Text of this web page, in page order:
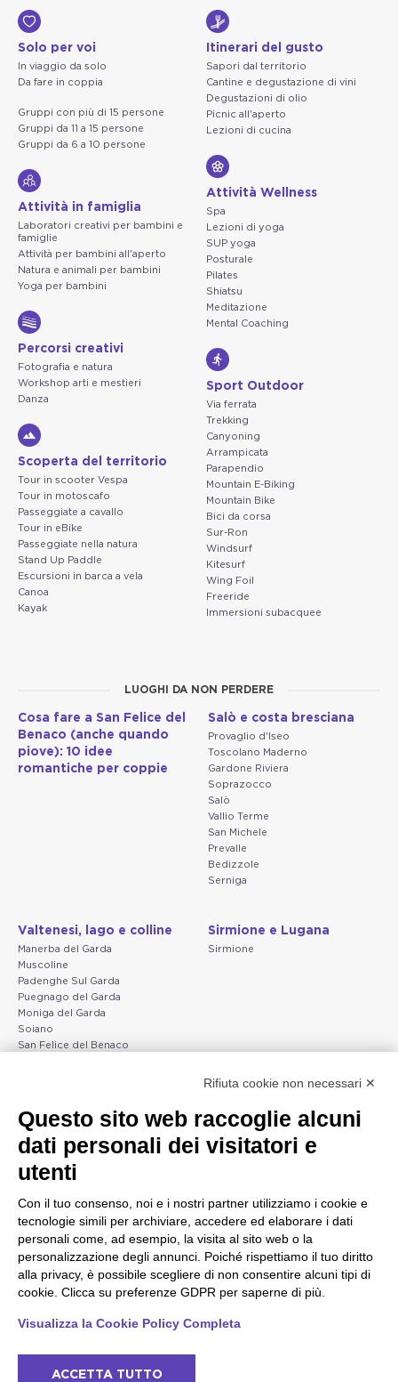
Solo per voi
In viaggio da solo
Da fare in coppia
Gruppi con più di 15 persone
Gruppi da 11 a 15 persone
Gruppi da 6 a 10 persone
Attività in famiglia
Laboratori creativi per bambini e
famiglie
Attività per bambini all'aperto
Natura e animali per bambini
Yoga per bambini
Percorsi creativi
Fotografia e natura
Workshop arti e mestieri
Danza
Scoperta del territorio
Tour in scooter Vespa
Tour in motoscafo
Passeggiate a cavallo
Tour in eBike
Passeggiate nella natura
Stand Up Paddle
Escursioni in barca a vela
Canoa
Kayak
Itinerari del gusto
Sapori dal territorio
Cantine e degustazione di vini
Degustazioni di olio
Picnic all'aperto
Lezioni di cucina
Attività Wellness
Spa
Lezioni di yoga
SUP yoga
Posturale
Pilates
Shiatsu
Meditazione
Mental Coaching
Sport Outdoor
Via ferrata
Trekking
Canyoning
Arrampicata
Parapendio
Mountain E-Biking
Mountain Bike
Bici da corsa
Sur-Ron
Windsurf
Kitesurf
Wing Foil
Freeride
Immersioni subacquee
LUOGHI DA NON PERDERE
Cosa fare a San Felice del
Benaco (anche quando
piove): 10 idee
romantiche per coppie
Salò e costa bresciana
Provaglio d'Iseo
Toscolano Maderno
Gardone Riviera
Soprazocco
Salò
Vallio Terme
San Michele
Prevalle
Bedizzole
Serniga
Valtenesi, lago e colline
Manerba del Garda
Muscoline
Padenghe Sul Garda
Puegnago del Garda
Moniga del Garda
Soiano
San Felice del Benaco
Sirmione e Lugana
Sirmione
Peschiera e la costa
veneta
Lazise
Bardolino
Peschiera del Garda
Verona
Valeggio sul Mincio
San Giorgio di Valpolicella
Garda
Negrar di Valpolicella
Pedemonte
Ponti sul Mincio
Gargnano e l'Alto Garda
Gargnano
Arco
Campione
Nago-Torbole
Torbole
Bleggio superiore
Villa Lagarina
Ledro
Rifiuta cookie non necessari ✕
Questo sito web raccoglie alcuni
dati personali dei visitatori e
utenti
Con il tuo consenso, noi e i nostri partner utilizziamo i cookie e
tecnologie simili per archiviare, accedere ed elaborare i dati
personali come, ad esempio, la visita al sito web o la
personalizzazione degli annunci. Poiché rispettiamo il tuo diritto
alla privacy, è possibile scegliere di non consentire alcuni tipi di
cookie. Clicca su preferenze GDPR per saperne di più.
Visualizza la Cookie Policy Completa
ACCETTA TUTTO